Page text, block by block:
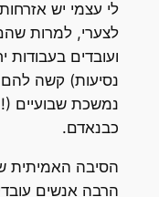
לי עצמי יש
ועובדים בעבודות
נסיעות) קשה להם
כבנאדם.
הסיבה האמיתית
הרבה אנשים